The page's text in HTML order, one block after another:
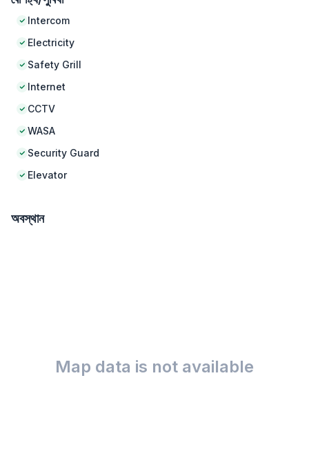
Intercom
Electricity
Safety Grill
Internet
CCTV
WASA
Security Guard
Elevator
অবস্থান
Map data is not available